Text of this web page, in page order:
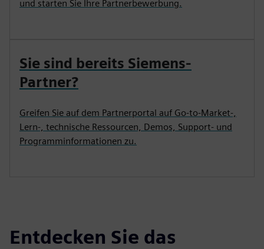
und starten Sie Ihre Partnerbewerbung.
Sie sind bereits Siemens-
Partner?
Greifen Sie auf dem Partnerportal auf Go-to-Market-,
Lern-, technische Ressourcen, Demos, Support- und
Programminformationen zu.
Entdecken Sie das